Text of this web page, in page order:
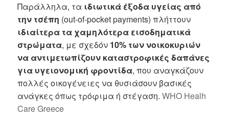
Παράλληλα, τα ιδιωτικά έξοδα υγείας από
την τσέπη (out-of-pocket payments) πλήττουν
ιδιαίτερα τα χαμηλότερα εισοδηματικά
στρώματα, με σχεδόν 10% των νοικοκυριών
να αντιμετωπίζουν καταστροφικές δαπάνες
για υγειονομική φροντίδα, που αναγκάζουν
πολλές οικογένειες να θυσιάσουν βασικές
ανάγκες όπως τρόφιμα ή στέγαση.WHO Healh
Care Greece